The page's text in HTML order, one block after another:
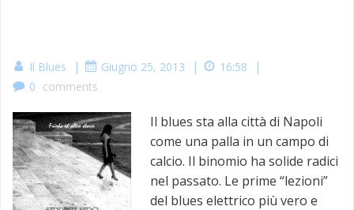
Il Blues | Giugno 25, 2013 | 16:58 |
0 comments
Il blues sta alla città di Napoli
come una palla in un campo di
calcio. Il binomio ha solide radici
nel passato. Le prime “lezioni”
del blues elettrico più vero e